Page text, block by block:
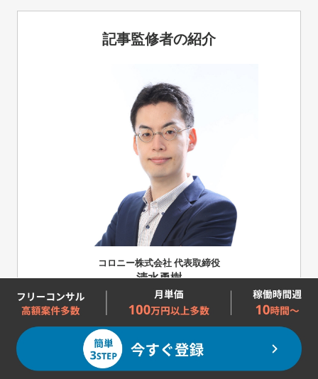
記事監修者の紹介
コロニー株式会社 代表取締役
清水勇樹
アメリカの大学を卒業後、株式会社NTTデータに入
コンサルティングファームへ転職しデロイトトーマ